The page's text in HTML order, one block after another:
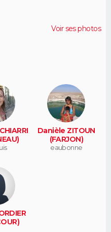
Voir ses photos
Danièle ZITOUN
(FARJON)
eaubonne